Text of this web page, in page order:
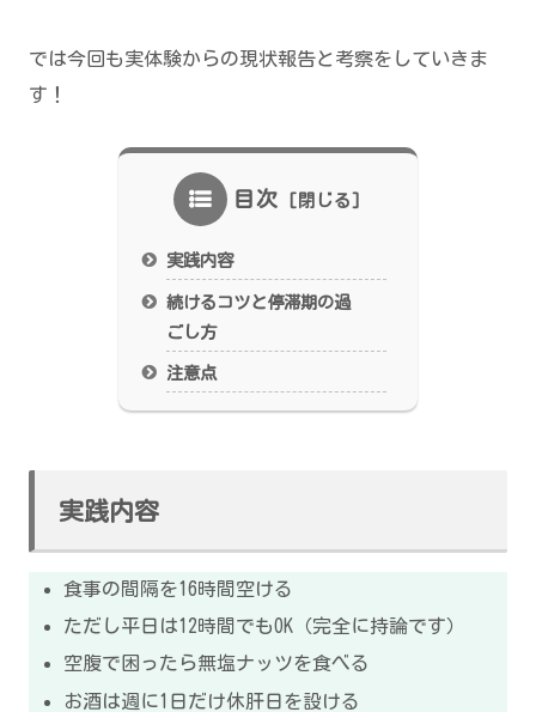
では今回も実体験からの現状報告と考察をしていきま
す！
目次
実践内容
続けるコツと停滞期の過
ごし方
注意点
実践内容
食事の間隔を16時間空ける
ただし平日は12時間でもOK（完全に持論です）
空腹で困ったら無塩ナッツを食べる
お酒は週に1日だけ休肝日を設ける